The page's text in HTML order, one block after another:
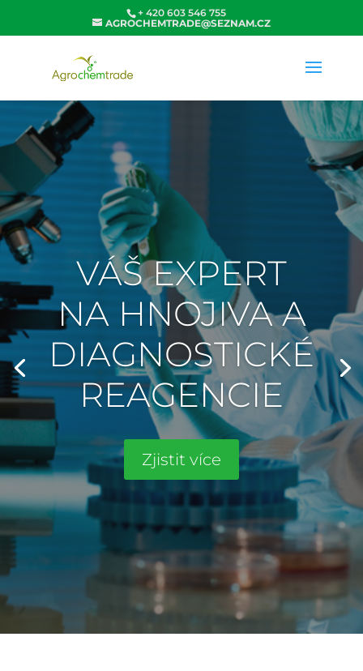
+ 420 603 546 755
AGROCHEMTRADE@SEZNAM.CZ
VÁŠ EXPERT
NA HNOJIVA A
DIAGNOSTICKÉ
REAGENCIE
Zjistit více